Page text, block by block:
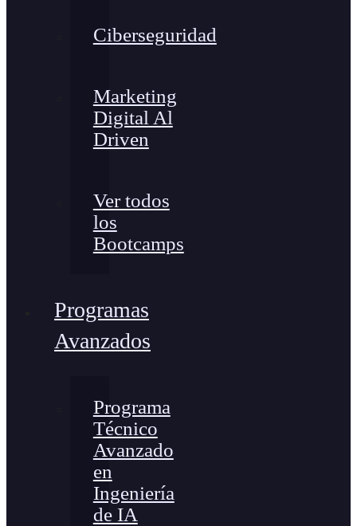
Ciberseguridad
Marketing
Digital Al
Driven
Ver todos
los
Bootcamps
Programas
Avanzados
Programa
Técnico
Avanzado
en
Ingeniería
de IA